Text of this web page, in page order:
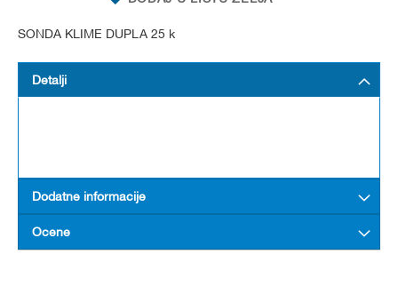
SONDA KLIME DUPLA 25 k
Detalji
Dodatne informacije
Ocene